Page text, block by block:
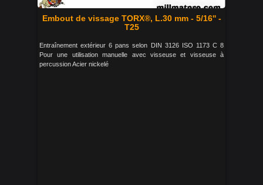
Embout de vissage TORX®, L.30 mm - 5/16'' -
T25
Entraînement extérieur 6 pans selon DIN 3126 ISO 1173 C 8
Pour une utilisation manuelle avec visseuse et visseuse à
percussion Acier nickelé